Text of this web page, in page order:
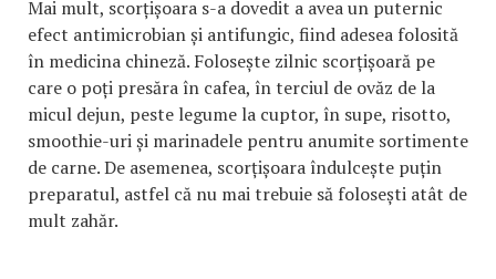
Mai mult, scorțișoara s-a dovedit a avea un puternic
efect antimicrobian și antifungic, fiind adesea folosită
în medicina chineză. Folosește zilnic scorțișoară pe
care o poți presăra în cafea, în terciul de ovăz de la
micul dejun, peste legume la cuptor, în supe, risotto,
smoothie-uri și marinadele pentru anumite sortimente
de carne. De asemenea, scorțișoara îndulcește puțin
preparatul, astfel că nu mai trebuie să folosești atât de
mult zahăr.